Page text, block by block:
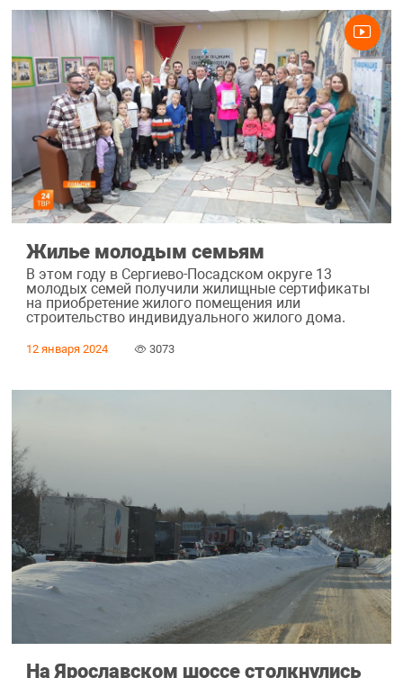
Жилье молодым семьям
В этом году в Сергиево-Посадском округе 13
молодых семей получили жилищные сертификаты
на приобретение жилого помещения или
строительство индивидуального жилого дома.
12 января 2024 3073
На Ярославском шоссе столкнулись